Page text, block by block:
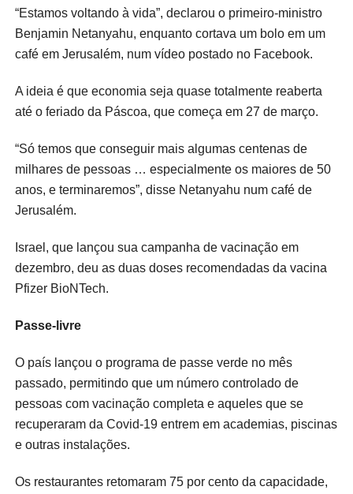
“Estamos voltando à vida”, declarou o primeiro-ministro
Benjamin Netanyahu, enquanto cortava um bolo em um
café em Jerusalém, num vídeo postado no Facebook.
A ideia é que economia seja quase totalmente reaberta
até o feriado da Páscoa, que começa em 27 de março.
“Só temos que conseguir mais algumas centenas de
milhares de pessoas … especialmente os maiores de 50
anos, e terminaremos”, disse Netanyahu num café de
Jerusalém.
Israel, que lançou sua campanha de vacinação em
dezembro, deu as duas doses recomendadas da vacina
Pfizer BioNTech.
Passe-livre
O país lançou o programa de passe verde no mês
passado, permitindo que um número controlado de
pessoas com vacinação completa e aqueles que se
recuperaram da Covid-19 entrem em academias, piscinas
e outras instalações.
Os restaurantes retomaram 75 por cento da capacidade,